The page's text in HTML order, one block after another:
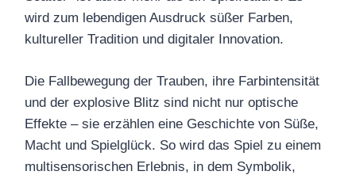
wird zum lebendigen Ausdruck süßer Farben,
kultureller Tradition und digitaler Innovation.
Die Fallbewegung der Trauben, ihre Farbintensität
und der explosive Blitz sind nicht nur optische
Effekte – sie erzählen eine Geschichte von Süße,
Macht und Spielglück. So wird das Spiel zu einem
multisensorischen Erlebnis, in dem Symbolik,